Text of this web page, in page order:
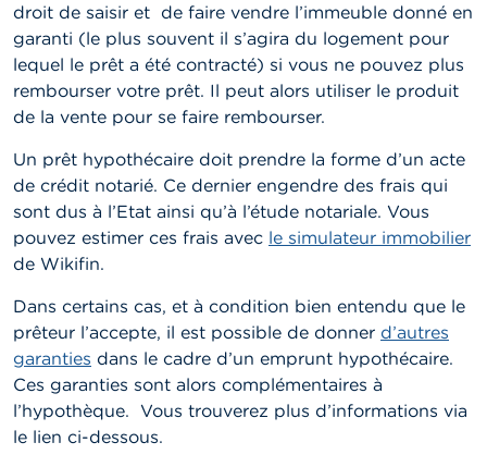
droit de saisir et de faire vendre l’immeuble donné en
garanti (le plus souvent il s’agira du logement pour
lequel le prêt a été contracté) si vous ne pouvez plus
rembourser votre prêt. Il peut alors utiliser le produit
de la vente pour se faire rembourser.
Un prêt hypothécaire doit prendre la forme d’un acte
de crédit notarié. Ce dernier engendre des frais qui
sont dus à l’Etat ainsi qu’à l’étude notariale. Vous
pouvez estimer ces frais avec le simulateur immobilier
de Wikifin.
Dans certains cas, et à condition bien entendu que le
prêteur l’accepte, il est possible de donner d’autres
garanties dans le cadre d’un emprunt hypothécaire.
Ces garanties sont alors complémentaires à
l’hypothèque. Vous trouverez plus d’informations via
le lien ci-dessous.